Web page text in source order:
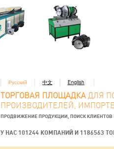
Русский 中文 English
ТОРГОВАЯ ПЛОЩАДКА ДЛЯ
ПРОИЗВОДИТЕЛЕЙ,
ПРОДВИЖЕНИЕ ПРОДУКЦИИ, ПОИСК КЛИЕНТОВ
У НАС 101244 КОМПАНИЙ И 1186563